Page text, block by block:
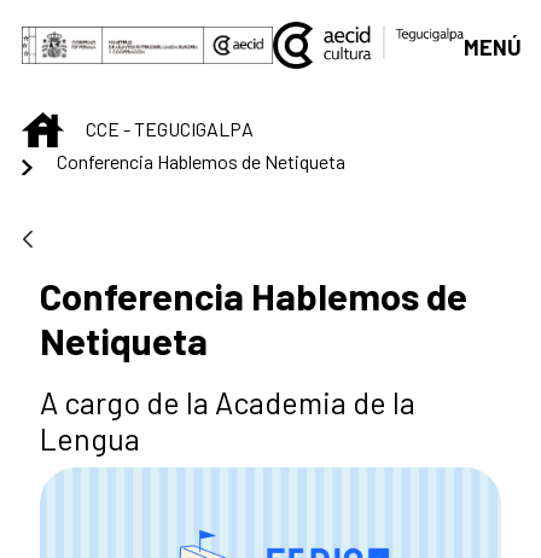
Saut au contenu principal
MENÚ
INICIOCCE - TEGUCIGALPA
Conferencia Hablemos de Netiqueta
Conferencia Hablemos de
Netiqueta
A cargo de la Academia de la
Lengua